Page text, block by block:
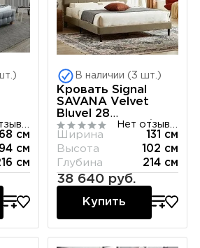
см
94 см
см
В наличии (3 шт.)
Кровать Signal
SAVANA Velvet
Bluvel 28
(бежевый) 120/200
Ширина
131 см
Высота
102 см
Глубина
214 см
38 640 руб.
Купить